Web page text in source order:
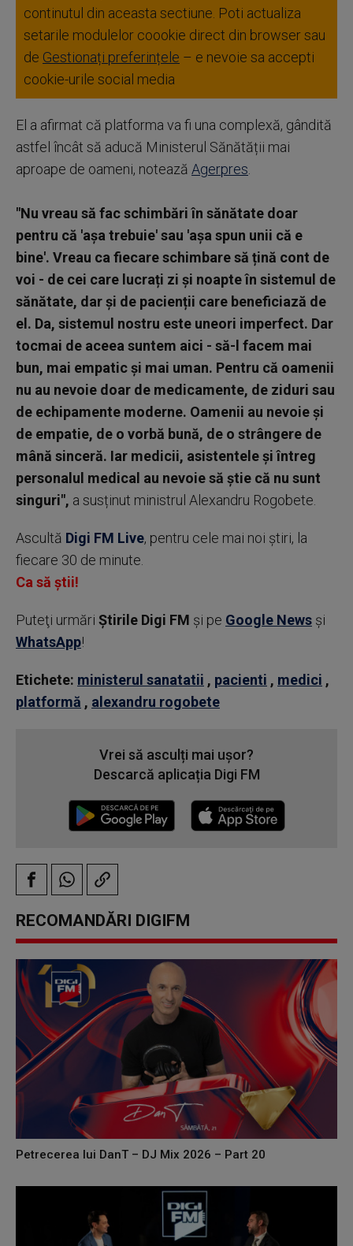
continutul din aceasta sectiune. Poti actualiza
setarile modulelor coookie direct din browser sau
de Gestionați preferințele – e nevoie sa accepti
cookie-urile social media
El a afirmat că platforma va fi una complexă, gândită
astfel încât să aducă Ministerul Sănătății mai
aproape de oameni, notează Agerpres
"Nu vreau să fac schimbări în sănătate doar
pentru că 'așa trebuie' sau 'așa spun unii că e
bine'. Vreau ca fiecare schimbare să țină cont de
voi - de cei care lucrați zi și noapte în sistemul de
sănătate, dar și de pacienții care beneficiază de
el. Da, sistemul nostru este uneori imperfect. Dar
tocmai de aceea suntem aici - să-l facem mai
bun, mai empatic și mai uman. Pentru că oamenii
nu au nevoie doar de medicamente, de ziduri sau
de echipamente moderne. Oamenii au nevoie și
de empatie, de o vorbă bună, de o strângere de
mână sinceră. Iar medicii, asistentele și întreg
personalul medical au nevoie să știe că nu sunt
singuri", a susținut ministrul Alexandru Rogobete.
Ascultă Digi FM Live, pentru cele mai noi știri, la
fiecare 30 de minute.
Ca să știi!
Puteţi urmări Știrile Digi FM şi pe Google News şi
WhatsApp!
Etichete: ministerul sanatatii , pacienti , medici ,
platformă , alexandru rogobete
Vrei să asculți mai ușor?
Descarcă aplicația Digi FM
RECOMANDĂRI DIGIFM
Petrecerea lui DanT – DJ Mix 2026 – Part 20